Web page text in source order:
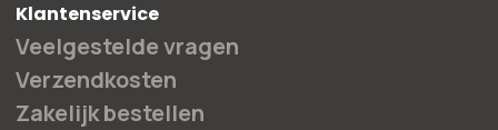
Klantenservice
Veelgestelde vragen
Verzendkosten
Zakelijk bestellen